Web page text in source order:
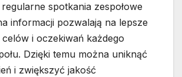
spotkania zespołowe
informacji pozwalają na lepsze
i oczekiwań każdego
Dzięki temu można uniknąć
i zwiększyć jakość